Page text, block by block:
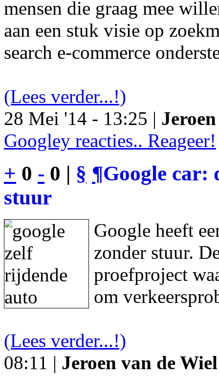
mensen die graag mee
aan een stuk visie op
search e-commerce
(Lees verder...!)
28 Mei '14 - 13:25 |
Googley reacties.. Reageer!
+ 0 - 0 | § ¶Google car:
stuur
Google heeft
zonder stuur.
proefproject
om
(Lees verder...!)
08:11 | Jeroen van de Wiel